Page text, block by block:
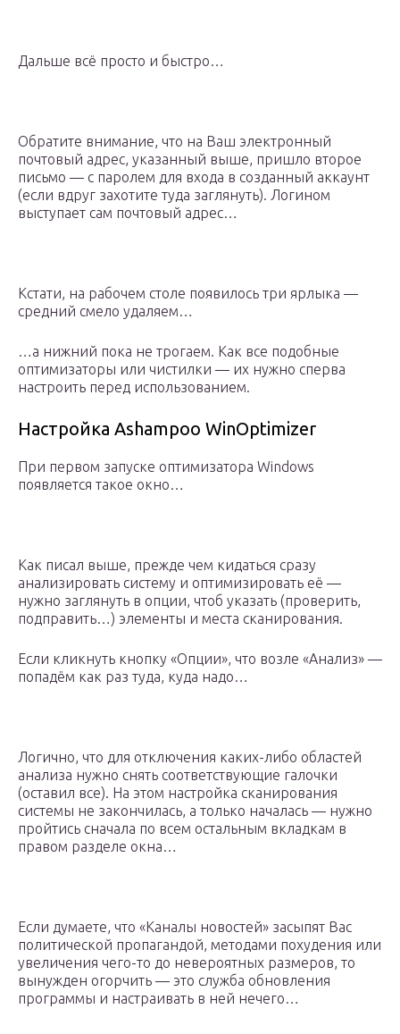
Дальше всё просто и быстро…
Обратите внимание, что на Ваш электронный
почтовый адрес, указанный выше, пришло второе
письмо — с паролем для входа в созданный аккаунт
(если вдруг захотите туда заглянуть). Логином
выступает сам почтовый адрес…
Кстати, на рабочем столе появилось три ярлыка —
средний смело удаляем…
…а нижний пока не трогаем. Как все подобные
оптимизаторы или чистилки — их нужно сперва
настроить перед использованием.
Настройка Ashampoo WinOptimizer
При первом запуске оптимизатора Windows
появляется такое окно…
Как писал выше, прежде чем кидаться сразу
анализировать систему и оптимизировать её —
нужно заглянуть в опции, чтоб указать (проверить,
подправить…) элементы и места сканирования.
Если кликнуть кнопку «Опции», что возле «Анализ» —
попадём как раз туда, куда надо…
Логично, что для отключения каких-либо областей
анализа нужно снять соответствующие галочки
(оставил все). На этом настройка сканирования
системы не закончилась, а только началась — нужно
пройтись сначала по всем остальным вкладкам в
правом разделе окна…
Если думаете, что «Каналы новостей» засыпят Вас
политической пропагандой, методами похудения или
увеличения чего-то до невероятных размеров, то
вынужден огорчить — это служба обновления
программы и настраивать в ней нечего…